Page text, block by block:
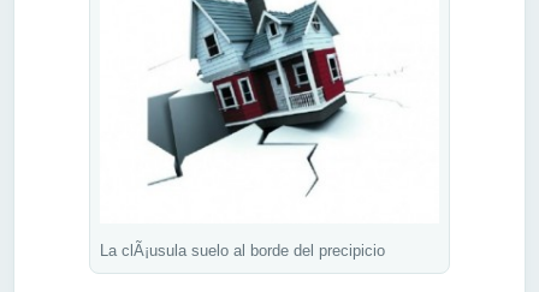
La clÃ¡usula suelo al borde del precipicio